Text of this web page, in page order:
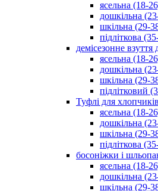
ясельна (18-
дошкільна
шкільна (29-
підліткова
демісезонне взуття
ясельна (18-
дошкільна
шкільна (29-
підлітковий
Туфлі для хлопчиків
ясельна (18-
дошкільна
шкільна (29-
підліткова
босоніжки і
ясельна (18-
дошкільна
шкільна (29-